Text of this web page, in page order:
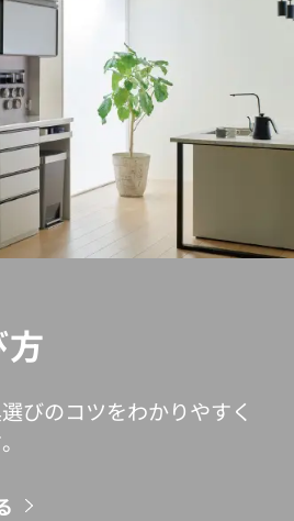
びのコツをわかりやすく